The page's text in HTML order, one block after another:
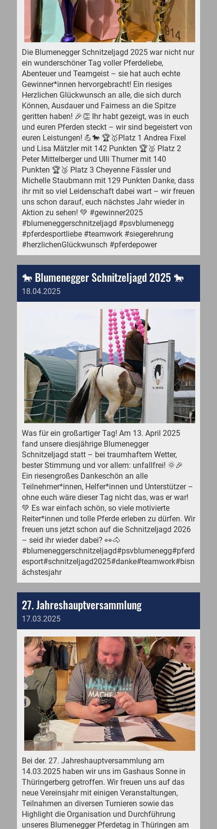
Die Blumenegger Schnitzeljagd 2025 war nicht nur
ein wunderschöner Tag voller Pferdeliebe,
Abenteuer und Teamgeist – sie hat auch echte
Gewinner*innen hervorgebracht! Ein riesiges
Herzlichen Glückwunsch an alle, die sich durch
Können, Ausdauer und Fairness an die Spitze
geritten haben! 🎉👏 Ihr habt gezeigt, was in euch
und euren Pferden steckt – wir sind begeistert von
euren Leistungen! 💪🐎 🏆🥇Platz 1 Andrea Fixel
und Lisa Mätzler mit 142 Punkten 🏆🥈 Platz 2
Peter Mittelberger und Ulli Thurner mit 140
Punkten 🏆🥉 Platz 3 Cheyenne Fässler und
Michelle Staubmann mit 129 Punkten Danke, dass
ihr mit so viel Leidenschaft dabei wart – wir freuen
uns schon darauf, euch nächstes Jahr wieder in
Aktion zu sehen! 💚 #gewinner2025
#blumeneggerschnitzeljagd #psvblumenegg
#pferdesportliebe #teamwork #siegerehrung
#herzlichenGlückwunsch #pferdepower
🐎 Blumenegger Schnitzeljagd 2025 🐎
18.04.2025
Was für ein großartiger Tag! Am 13. April 2025
fand unsere diesjährige Blumenegger
Schnitzeljagd statt – bei traumhaftem Wetter,
bester Stimmung und vor allem: unfallfrei! 🌞🎉
Ein riesengroßes Dankeschön an alle
Teilnehmer*innen, Helfer*innen und Unterstützer –
ohne euch wäre dieser Tag nicht das, was er war!
💚 Es war einfach schön, so viele motivierte
Reiter*innen und tolle Pferde erleben zu dürfen. Wir
freuen uns jetzt schon auf die Schnitzeljagd 2026
– seid ihr wieder dabei? 👀🐴
#blumeneggerschnitzeljagd#psvblumenegg#pferd
esport#schnitzeljagd2025#danke#teamwork#bisn
ächstesjahr
27. Jahreshauptversammlung
17.03.2025
Bei der. 27. Jahreshauptversammlung am
14.03.2025 haben wir uns im Gashaus Sonne in
Thüringerberg getroffen. Wir freuen uns auf das
neue Vereinsjahr mit einigen Veranstaltungen,
Teilnahmen an diversen Turnieren sowie das
Highlight die Organisation und Durchführung
unseres Blumenegger Pferdetag in Thüringen am